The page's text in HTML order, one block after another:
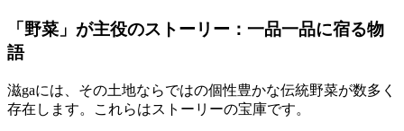
「野菜」が主役のストーリー：一品一品に宿る物
語
滋gaには、その土地ならではの個性豊かな伝統野菜が数多く
存在します。これらはストーリーの宝庫です。